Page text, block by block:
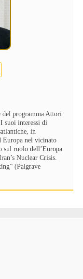
del programma Attori
suoi interessi di
in
nel vicinato
sul ruolo dell’Europa
Nuclear Crisis.
(Palgrave